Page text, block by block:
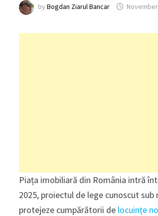
byBogdan Ziarul Bancar
Piața imobiliară din România intră
2025, proiectul de lege cunoscut sub
protejeze cumpărătorii de locuințe